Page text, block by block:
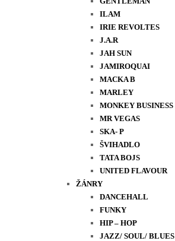
ILAM
IRIE REVOLTES
J.A.R
JAH SUN
JAMIROQUAI
MACKA B
MARLEY
MONKEY BUSINESS
MR VEGAS
SKA- P
ŠVIHADLO
TATA BOJS
UNITED FLAVOUR
ŽÁNRY
DANCEHALL
FUNKY
HIP – HOP
JAZZ/ SOUL/ BLUES